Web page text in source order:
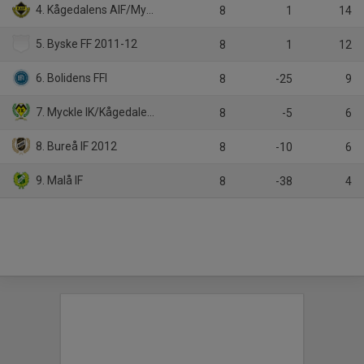
4. Kågedalens AIF/Myckle IK 2012 8 1 14
5. Byske FF 2011-12 8 1 12
6. Bolidens FFI 8 -25 9
7. Myckle IK/Kågedalens AIF 2012 8 -5 6
8. Bureå IF 2012 8 -10 6
9. Malå IF 8 -38 4